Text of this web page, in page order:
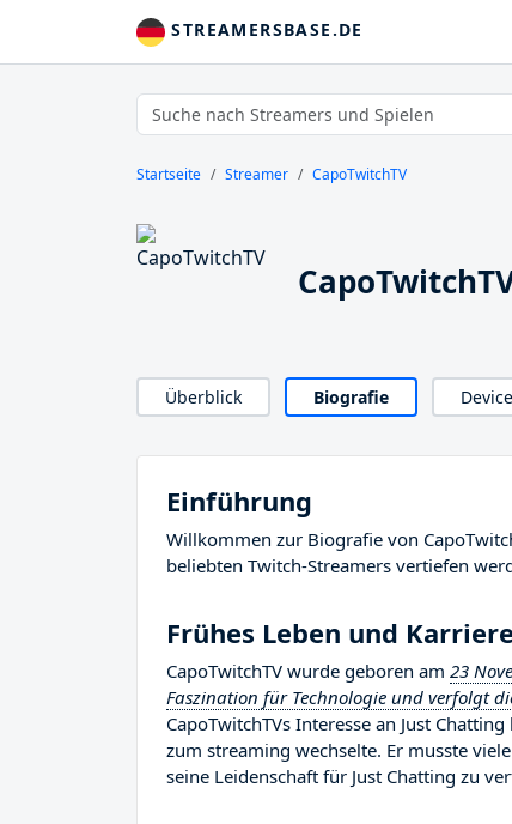
STREAMERSBASE.DE
Startseite Streamer CapoTwitchTV
Überblick Biografie
Einführung
Willkommen zur Biografie von
beliebten Twitch-Streamers vertiefen
Frühes Leben und
CapoTwitchTV wurde geboren am 23
Faszination für Technologie und verfolgt
CapoTwitchTVs Interesse an Just
zum streaming wechselte. Er musste
seine Leidenschaft für Just Chatting zu